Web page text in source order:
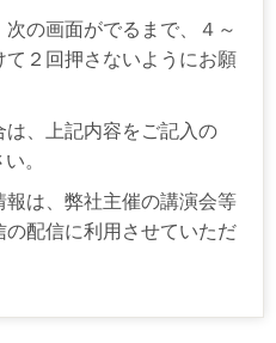
次の画面がでるまで、４～
て２回押さないようにお願
は、上記内容をご記入の
。
は、弊社主催の講演会等
配信に利用させていただ